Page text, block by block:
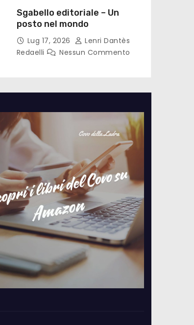
Sgabello editoriale – Un
posto nel mondo
Lug 17, 2026
Lenri Dantès
Redaelli
Nessun Commento